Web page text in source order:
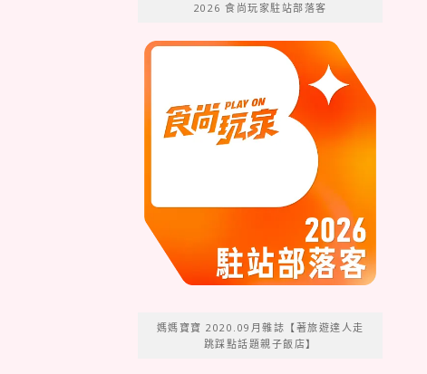
2026 食尚玩家駐站部落客
媽媽寶寶 2020.09月雜誌【著旅遊達人走
跳踩點話題親子飯店】